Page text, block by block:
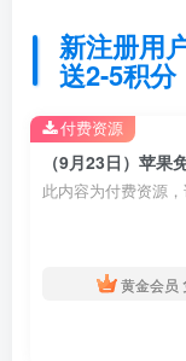
新注册用
送2-5积分
（9月23日）苹果
此内容为付费资源
黄金会员
付费资源